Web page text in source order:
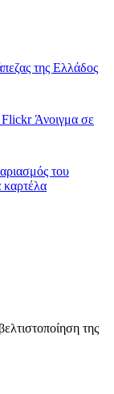
της Ελλάδος
FlickrΆνοιγμα σε
του
καρτέλα
της